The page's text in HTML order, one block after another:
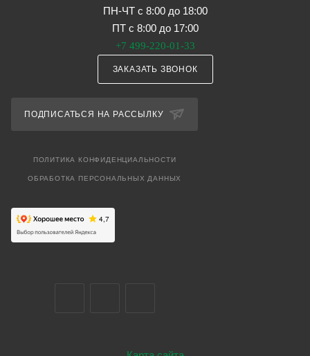
ПН-ЧТ с 8:00 до 18:00
ПТ с 8:00 до 17:00
+7 499-220-01-33
ЗАКАЗАТЬ ЗВОНОК
ПОДПИСАТЬСЯ НА РАССЫЛКУ
ПОЛИТИКА КОНФИДЕНЦИАЛЬНОСТИ
ОБРАБОТКА ПЕРСОНАЛЬНЫХ ДАННЫХ